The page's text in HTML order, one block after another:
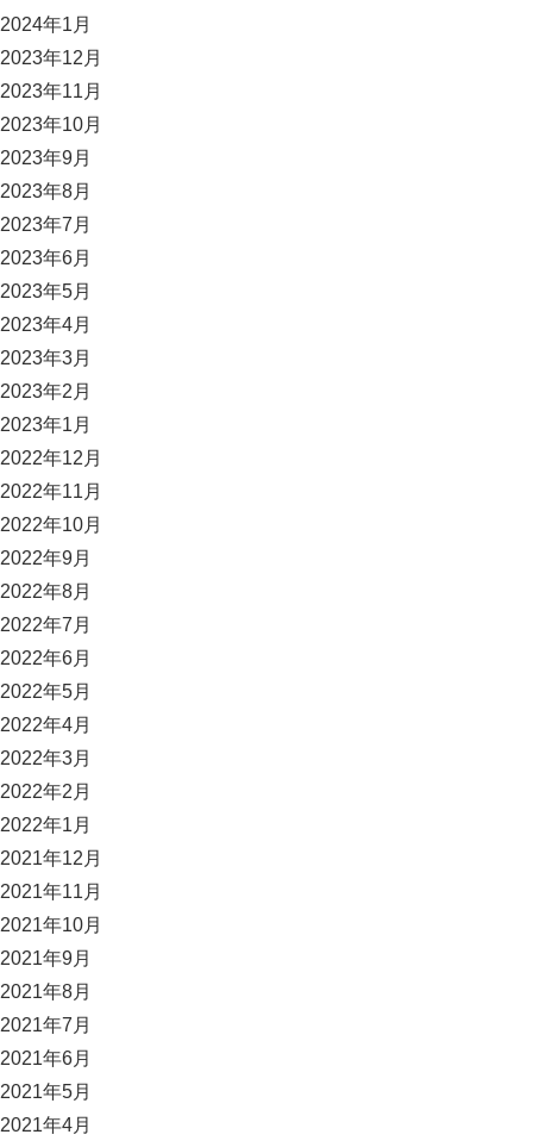
2024年1月
2023年12月
2023年11月
2023年10月
2023年9月
2023年8月
2023年7月
2023年6月
2023年5月
2023年4月
2023年3月
2023年2月
2023年1月
2022年12月
2022年11月
2022年10月
2022年9月
2022年8月
2022年7月
2022年6月
2022年5月
2022年4月
2022年3月
2022年2月
2022年1月
2021年12月
2021年11月
2021年10月
2021年9月
2021年8月
2021年7月
2021年6月
2021年5月
2021年4月